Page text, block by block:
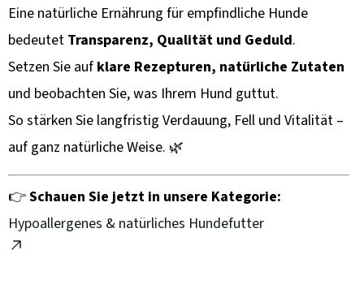
Eine natürliche Ernährung für empfindliche Hunde
bedeutet Transparenz, Qualität und Geduld.
Setzen Sie auf klare Rezepturen, natürliche Zutaten
und beobachten Sie, was Ihrem Hund guttut.
So stärken Sie langfristig Verdauung, Fell und Vitalität –
auf ganz natürliche Weise. 🌿
👉Schauen Sie jetzt in unsere Kategorie:
Hypoallergenes & natürliches Hundefutter